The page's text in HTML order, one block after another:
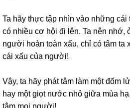
Ta hãy thực tập nhìn vào những
có nhiều cơ hội đi lên. Ta nên nhớ,
người hoàn toàn xấu, chỉ có tâm ta
cái xấu của người!
Vậy, ta hãy phát tâm làm một đốm
hay một giọt nước nhỏ giữa mùa